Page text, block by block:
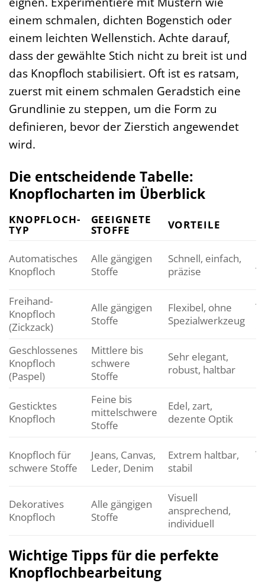
einem schmalen, dichten Bogenstich oder
einem leichten Wellenstich. Achte darauf,
dass der gewählte Stich nicht zu breit ist und
das Knopfloch stabilisiert. Oft ist es ratsam,
zuerst mit einem schmalen Geradstich eine
Grundlinie zu steppen, um die Form zu
definieren, bevor der Zierstich angewendet
wird.
Die entscheidende Tabelle:
Knopflocharten im Überblick
KNOPFLOCH-
TYP
GEEIGNETE
STOFFE VORTEILE
Automatisches
Knopfloch
Alle gängigen
Stoffe
Schnell, einfach,
präzise
Freihand-
Knopfloch
(Zickzack)
Alle gängigen
Stoffe
Flexibel, ohne
Spezialwerkzeug
Geschlossenes
Knopfloch
(Paspel)
Mittlere bis
schwere
Stoffe
Sehr elegant,
robust, haltbar
Gesticktes
Knopfloch
Feine bis
mittelschwere
Stoffe
Edel, zart,
dezente Optik
Knopfloch für
schwere Stoffe
Jeans, Canvas,
Leder, Denim
Extrem haltbar,
stabil
Dekoratives
Knopfloch
Alle gängigen
Stoffe
Visuell
ansprechend,
individuell
Wichtige Tipps für die perfekte
Knopflochbearbeitung